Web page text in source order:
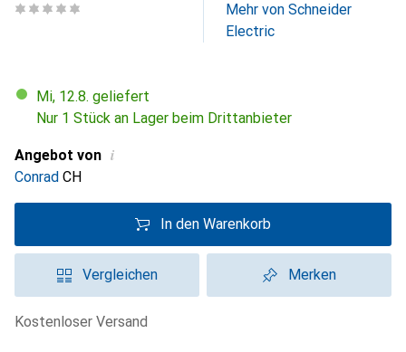
Mehr von Schneider
Electric
Mi, 12.8. geliefert
Nur 1 Stück an Lager beim Drittanbieter
Angebot von i
Conrad CH
In den Warenkorb
Vergleichen Merken
kostenloser Versand